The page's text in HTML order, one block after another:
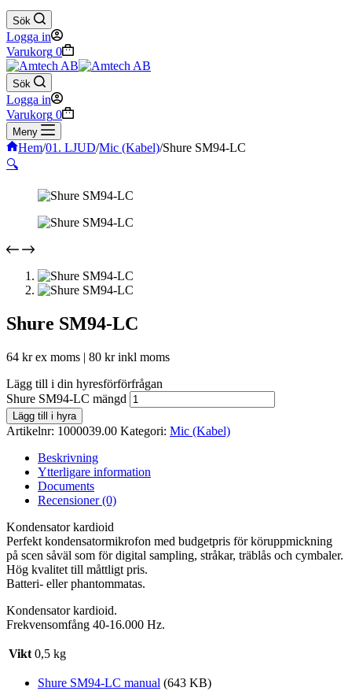
Sök
Logga in
Varukorg 0
Sök
Logga in
Varukorg 0
Meny
Hem/01. LJUD/Mic (Kabel)/Shure SM94-LC
🔍
Shure SM94-LC
64 krex moms | 80 krinkl moms
Lägg till i din hyresförförfrågan
Shure SM94-LC mängd
Lägg till i hyra
Artikelnr: 1000039.00 Kategori: Mic (Kabel)
Beskrivning
Ytterligare information
Documents
Recensioner (0)
Kondensator kardioid
Perfekt kondensatormikrofon med budgetpris för köruppmickning
på scen såväl som för digital sampling, stråkar, träblås och cymbaler.
Hög kvalitet till måttligt pris.
Batteri- eller phantommatas.
Kondensator kardioid.
Frekvensomfång 40-16.000 Hz.
Vikt 0,5 kg
Shure SM94-LC manual (643 KB)